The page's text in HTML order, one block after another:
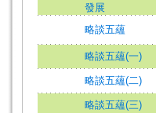
發展
略談五蘊
略談五蘊(一)
略談五蘊(二)
略談五蘊(三)